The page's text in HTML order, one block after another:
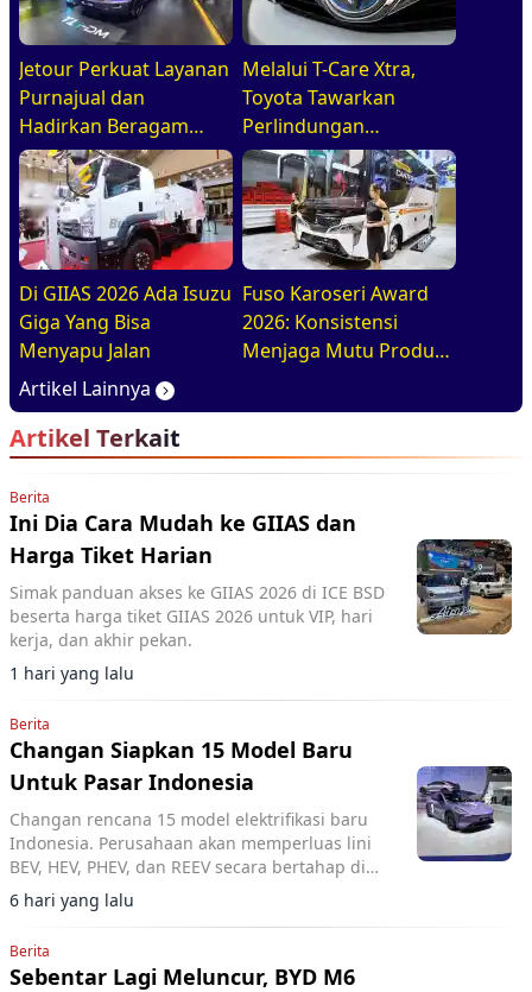
Jetour Perkuat Layanan
Purnajual dan
Hadirkan Beragam
Program Penjualan
Menarik di GIIAS 2026
Melalui T-Care Xtra,
Toyota Tawarkan
Perlindungan
Kendaraan Hingga 6
Tahun
Di GIIAS 2026 Ada Isuzu
Giga Yang Bisa
Menyapu Jalan
Fuso Karoseri Award
2026: Konsistensi
Menjaga Mutu Produk
Artikel Lainnya
Artikel Terkait
Berita
Ini Dia Cara Mudah ke GIIAS dan
Harga Tiket Harian
Simak panduan akses ke GIIAS 2026 di ICE BSD
beserta harga tiket GIIAS 2026 untuk VIP, hari
kerja, dan akhir pekan.
1 hari yang lalu
Berita
Changan Siapkan 15 Model Baru
Untuk Pasar Indonesia
Changan rencana 15 model elektrifikasi baru
Indonesia. Perusahaan akan memperluas lini
BEV, HEV, PHEV, dan REEV secara bertahap di
pasar lokal.
6 hari yang lalu
Berita
Sebentar Lagi Meluncur, BYD M6